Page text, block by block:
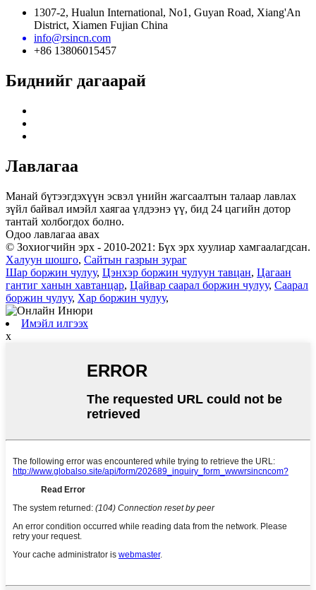
1307-2, Hualun International, No1, Guyan Road, Xiang'An
District, Xiamen Fujian China
info@rsincn.com
+86 13806015457
Биднийг дагаарай
Лавлагаа
Манай бүтээгдэхүүн эсвэл үнийн жагсаалтын талаар лавлах
зүйл байвал имэйл хаягаа үлдээнэ үү, бид 24 цагийн дотор
тантай холбогдох болно.
Одоо лавлагаа авах
© Зохиогчийн эрх - 2010-2021: Бүх эрх хуулиар хамгаалагдсан.
Халуун шошго, Сайтын газрын зураг
Шар боржин чулуу, Цэнхэр боржин чулуун тавцан, Цагаан
гантиг ханын хавтанцар, Цайвар саарал боржин чулуу, Саарал
боржин чулуу, Хар боржин чулуу,
Имэйл илгээх
x